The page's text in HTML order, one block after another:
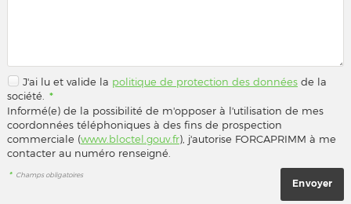
J'ai lu et valide la politique de protection des donnéesde la
société.
*
Informé(e) de la possibilité de m'opposer à l'utilisation de mes
coordonnées téléphoniques à des fins de prospection
commerciale (www.bloctel.gouv.fr), j'autorise FORCAPRIMM à me
contacter au numéro renseigné.
* Champs obligatoires